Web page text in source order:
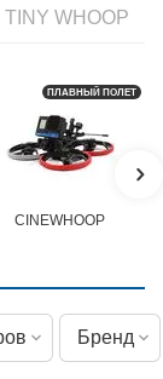
TINY WHOOP
CINEWHOOP
ПЛАВНЫЙ ПОЛЕТ
Бренд